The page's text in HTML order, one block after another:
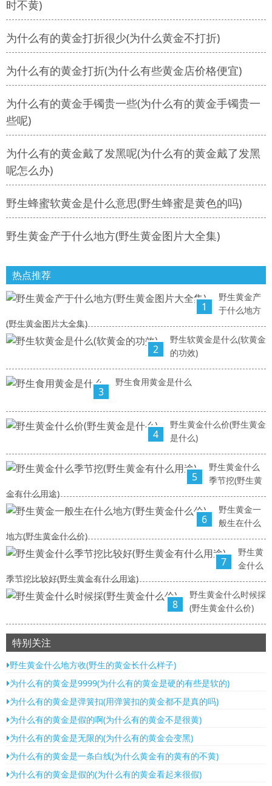
时不黄)
为什么有的黄金打折很少(为什么黄金不打折)
为什么有的黄金打折(为什么有些黄金店价格便宜)
为什么有的黄金手镯贵一些(为什么有的黄金手镯贵一
些呢)
为什么有的黄金戴了发黑呢(为什么有的黄金戴了发黑
呢怎么办)
野生蜂蜜软黄金是什么意思(野生蜂蜜是黄色的吗)
野生黄金产于什么地方(野生黄金图片大全集)
热点推荐
1
野生黄金产
于什么地方
(野生黄金图片大全集)
2
野生软黄金是什么(软黄金
的功效)
3
野生食用黄金是什么
4
野生黄金什么价(野生黄金
是什么)
5
野生黄金什么
季节挖(野生黄
金有什么用途)
6
野生黄金一
般生在什么
地方(野生黄金什么价)
7
野生黄
金什么
季节挖比较好(野生黄金有什么用途)
8
野生黄金什么时候採
(野生黄金什么价)
特别关注
野生黄金什么地方收(野生的黄金长什么样子)
为什么有的黄金是9999(为什么有的黄金是硬的有些是软的)
为什么有的黄金是弹簧扣(用弹簧扣的黄金都不是真的吗)
为什么有的黄金是假的啊(为什么有的黄金不是很黄)
为什么有的黄金是无限的(为什么有的黄金会变黑)
为什么有的黄金是一条白线(为什么黄金有的黄有的不黄)
为什么有的黄金是假的(为什么有的黄金看起来很假)